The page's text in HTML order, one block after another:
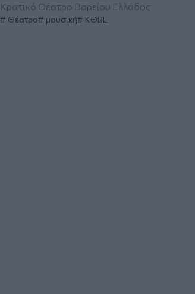
Κρατικό Θέατρο Βορείου Ελλάδος
Θέατρο μουσική ΚΘΒΕ